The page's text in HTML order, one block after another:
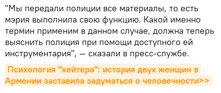
"Мы передали полиции все материалы, то есть
мэрия выполнила свою функцию. Какой именно
термин применим в данном случае, должна теперь
выяснить полиция при помощи доступного ей
инструментария", — сказали в пресс-службе.
Психология "хейтера": история двух женщин в
Армении заставила задуматься о человечности>>